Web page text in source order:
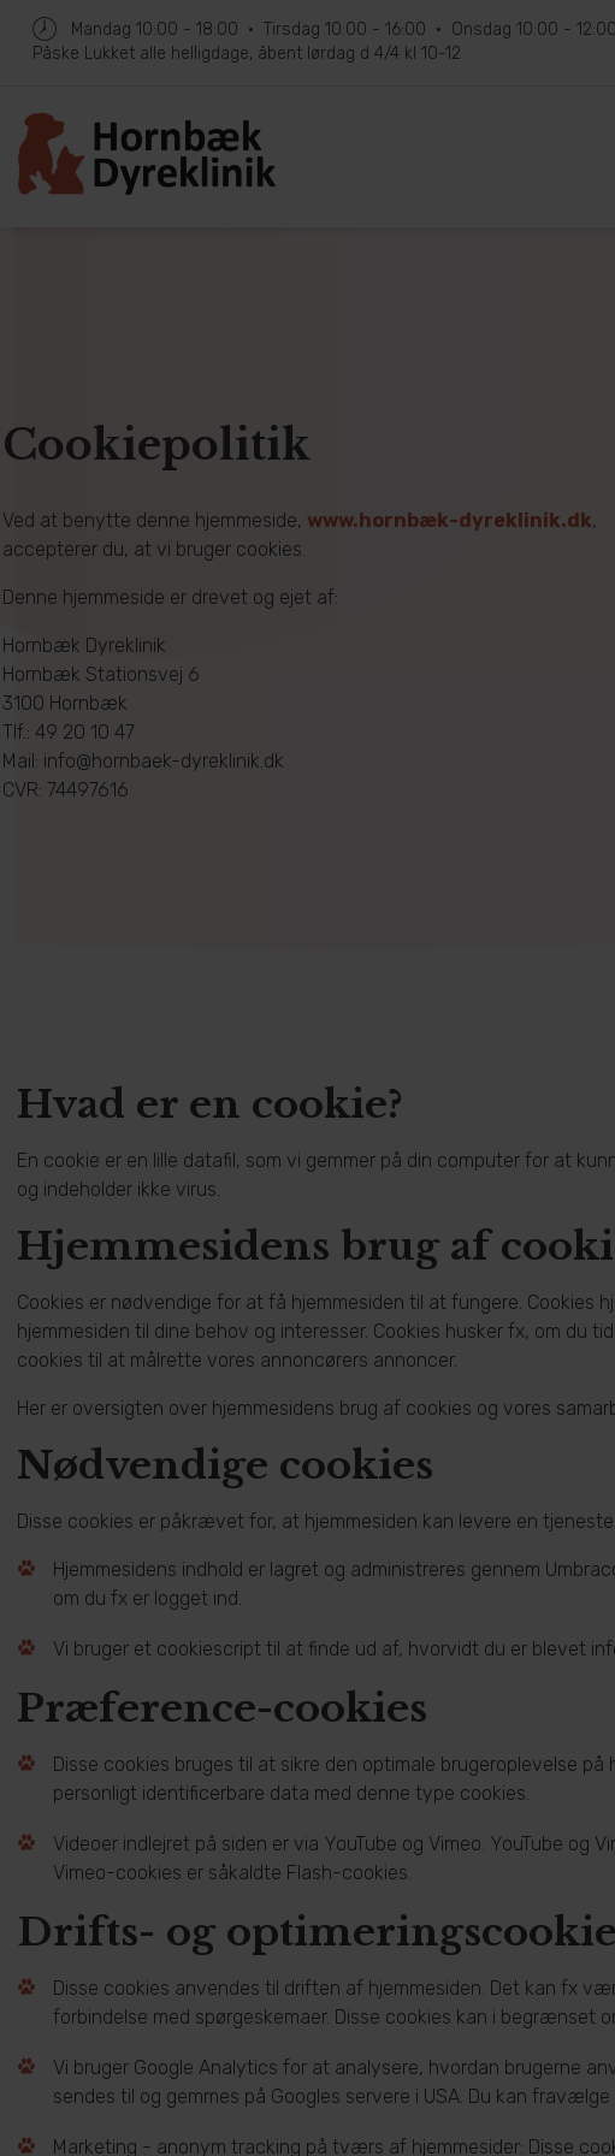
Mandag 10:00 - 18:00 Tirsdag 10:00 - 16:00 Onsdag 10:00 - 12:00
Påske Lukket alle helligdage, åbent lørdag d 4/4 kl 10-12
Cookiepolitik
Ved at benytte denne hjemmeside, www.hornbæk-dyreklinik.dk,
accepterer du, at vi bruger cookies.
Denne hjemmeside er drevet og ejet af:
Hornbæk Dyreklinik
Hornbæk Stationsvej 6
3100 Hornbæk
Tlf.: 49 20 10 47
Mail: info@hornbaek-dyreklinik.dk
CVR: 74497616
Hvad er en cookie?
En cookie er en lille datafil, som vi gemmer på din computer for at
og indeholder ikke virus.
Hjemmesidens brug af
Cookies er nødvendige for at få hjemmesiden til at fungere.
hjemmesiden til dine behov og interesser. Cookies husker fx, om du
cookies til at målrette vores annoncørers annoncer.
Her er oversigten over hjemmesidens brug af cookies og vores
Nødvendige cookies
Disse cookies er påkrævet for, at hjemmesiden kan levere en
Hjemmesidens indhold er lagret og administreres gennem
om du fx er logget ind.
Vi bruger et cookiescript til at finde ud af, hvorvidt du er blevet
Præference-cookies
Disse cookies bruges til at sikre den optimale brugeroplevelse
personligt identificerbare data med denne type cookies.
Videoer indlejret på siden er via YouTube og Vimeo. YouTube
Vimeo-cookies er såkaldte Flash-cookies.
Drifts- og
Disse cookies anvendes til driften af hjemmesiden. Det kan fx
forbindelse med spørgeskemaer. Disse cookies kan i begrænset
Vi bruger Google Analytics for at analysere, hvordan brugerne
sendes til og gemmes på Googles servere i USA. Du kan
Marketing - anonym tracking på tværs af hjemmesider: Disse